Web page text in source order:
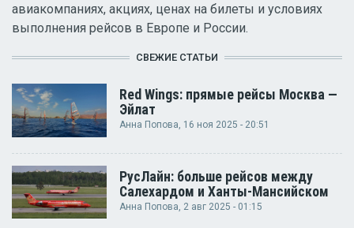
авиакомпаниях, акциях, ценах на билеты и условиях
выполнения рейсов в Европе и России.
СВЕЖИЕ СТАТЬИ
Red Wings: прямые рейсы Москва —
Эйлат
Анна Попова, 16 ноя 2025 - 20:51
РусЛайн: больше рейсов между
Салехардом и Ханты-Мансийском
Анна Попова , 2 авг 2025 - 01:15